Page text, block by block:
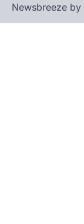
Newsbreeze by